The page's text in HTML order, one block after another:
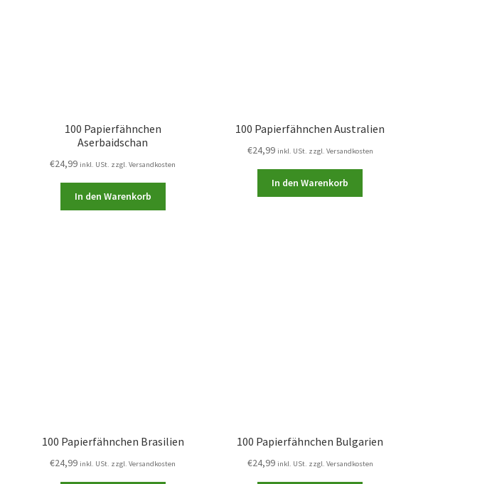
100 Papierfähnchen
Aserbaidschan
€24,99 inkl. USt. zzgl. Versandkosten
In den Warenkorb
100 Papierfähnchen Australien
€24,99 inkl. USt. zzgl. Versandkosten
In den Warenkorb
100 Papierfähnchen Brasilien
€24,99 inkl. USt. zzgl. Versandkosten
100 Papierfähnchen Bulgarien
€24,99 inkl. USt. zzgl. Versandkosten